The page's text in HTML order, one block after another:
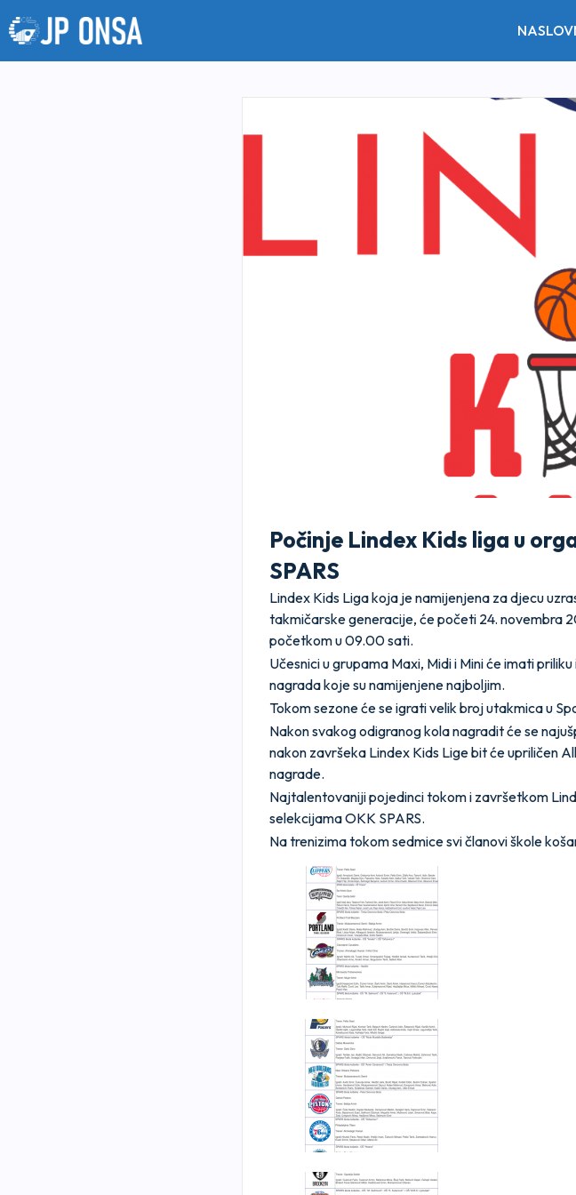
Počinje Lindex Kids liga u
SPARS
Lindex Kids Liga koja je namijenjena za djecu
takmičarske generacije, će početi 24. novembra
početkom u 09.00 sati.
Učesnici u grupama Maxi, Midi i Mini će imati
nagrada koje su namijenjene najboljim.
Tokom sezone će se igrati velik broj utakmica u
Nakon svakog odigranog kola nagradit će se
nakon završeka Lindex Kids Lige bit će upriličen
nagrade.
Najtalentovaniji pojedinci tokom i završetkom
selekcijama OKK SPARS.
Na trenizima tokom sedmice svi članovi škole